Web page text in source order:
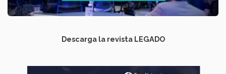
Descarga la revista LEGADO